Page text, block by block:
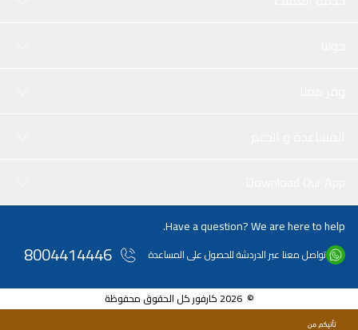
Have a question? We are here to help.
تواصل معنا عبر الدردشة للحصول على المساعدة 8004414446
© 2026 كارفور كل الحقوق محفوظة